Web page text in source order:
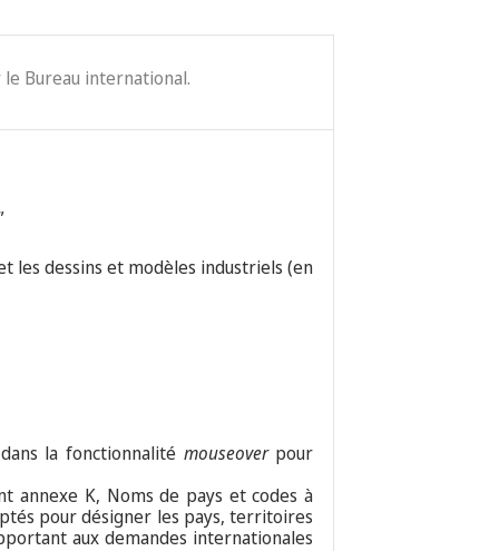
le Bureau international.
les dessins et modèles industriels (en
la fonctionnalité mouseoverpour
annexe K, Noms de pays et codes à
pour désigner les pays, territoires
aux demandes internationales